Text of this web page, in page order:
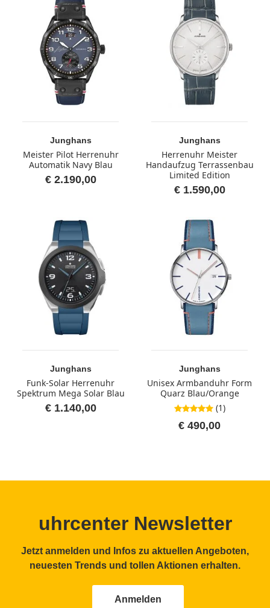
Junghans
Meister Pilot Herrenuhr
Automatik Navy Blau
€ 2.190,00
Junghans
Herrenuhr Meister
Handaufzug Terrassenbau
Limited Edition
€ 1.590,00
Junghans
Funk-Solar Herrenuhr
Spektrum Mega Solar Blau
€ 1.140,00
Junghans
Unisex Armbanduhr Form
Quarz Blau/Orange
5,0 von 5 Sternen
(1)
€ 490,00
uhrcenter Newsletter
Jetzt anmelden und Infos zu aktuellen Angeboten,
neuesten Trends und tollen Aktionen erhalten.
Anmelden